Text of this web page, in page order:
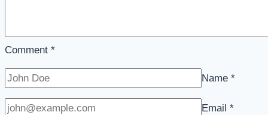
Comment *
Name *
Email *